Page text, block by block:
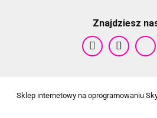
Znajdziesz
Sklep internetowy na oprogramowaniu